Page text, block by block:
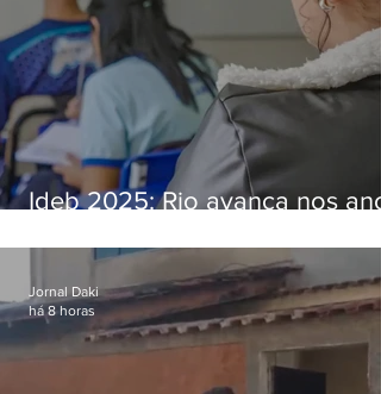
Ideb 2025: Rio avança nos
nacional
Jornal Daki
há 8 horas